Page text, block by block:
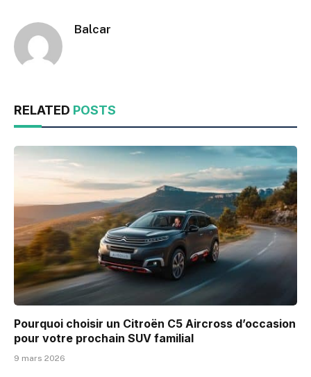
Balcar
RELATED POSTS
Pourquoi choisir un Citroën C5 Aircross d’occasion
pour votre prochain SUV familial
9 mars 2026